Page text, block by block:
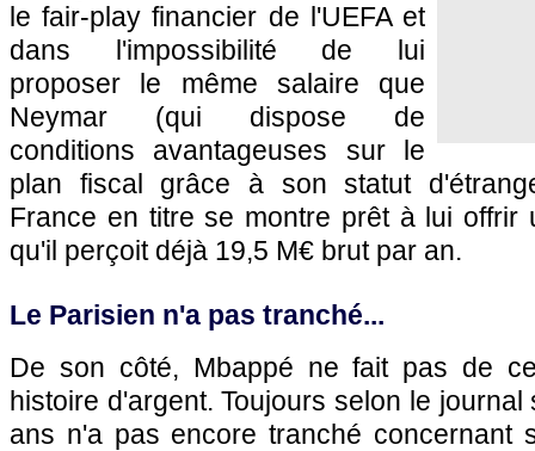
le fair-play financier de l'UEFA et
dans l'impossibilité de lui
proposer le même salaire que
Neymar (qui dispose de
conditions avantageuses sur le
plan fiscal grâce à son statut
France en titre se montre prêt à lui offrir
qu'il perçoit déjà 19,5 M€ brut par an.
Le Parisien n'a pas tranché...
De son côté, Mbappé ne fait pas de
histoire d'argent. Toujours selon le
ans n'a pas encore tranché concernant